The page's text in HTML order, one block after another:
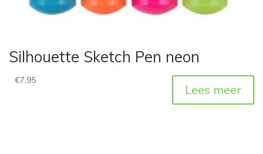
Silhouette Sketch Pen neon
€7,95
Lees meer